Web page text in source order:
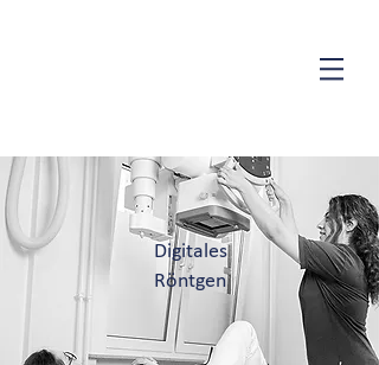
Digitales
Röntgen